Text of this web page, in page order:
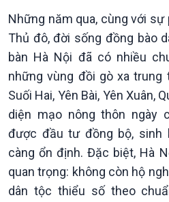
Quốc hội với cử tri
Xây dựng đảng
Đảng trong cuộc sống
Nhận diện sự thật
Pháp luật và đời sống
Những năm qua, cùng với
Thủ đô, đời sống đồng bào
bàn Hà Nội đã có nhiều
những vùng đồi gò xa trung
Suối Hai, Yên Bài, Yên Xuân,
diện mạo nông thôn ngày
được đầu tư đồng bộ, sinh
càng ổn định. Đặc biệt, Hà
quan trọng: không còn hộ
dân tộc thiểu số theo